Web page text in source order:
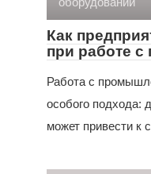
Как
при работе с
Работа с
особого подхода:
может привести к